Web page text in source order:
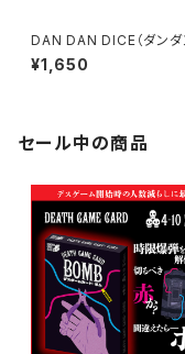
DAN DAN DICE（ダンダ
ス）
¥1,650
セール中の商品